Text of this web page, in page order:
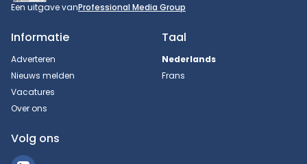
Een uitgave vanProfessional Media Group
Informatie
Adverteren
Nieuws melden
Vacatures
Over ons
Taal
Nederlands
Frans
Volg ons